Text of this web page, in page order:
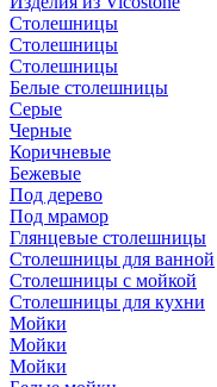
Столешницы
Столешницы
Столешницы
Белые столешницы
Серые
Черные
Коричневые
Бежевые
Под дерево
Под мрамор
Глянцевые столешницы
Столешницы для ванной
Столешницы с мойкой
Столешницы для кухни
Мойки
Мойки
Мойки